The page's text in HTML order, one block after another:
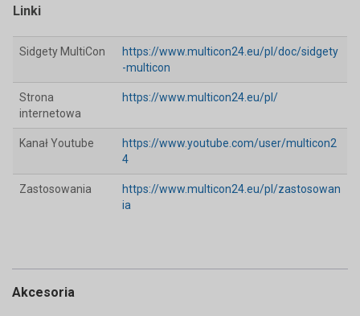
Linki
Sidgety MultiCon
https://www.multicon24.eu/pl/doc/sidgety
-multicon
Strona
internetowa
https://www.multicon24.eu/pl/
Kanał Youtube
https://www.youtube.com/user/multicon2
4
Zastosowania
https://www.multicon24.eu/pl/zastosowan
ia
Akcesoria